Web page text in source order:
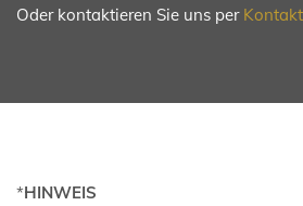
Oder kontaktieren Sie uns per
*HINWEIS